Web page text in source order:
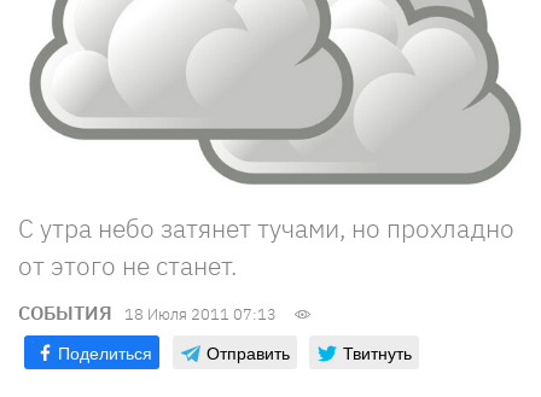
С утра небо затянет тучами, но прохладно
от этого не станет.
СОБЫТИЯ 18 Июля 2011 07:13
Поделиться Отправить Твитнуть